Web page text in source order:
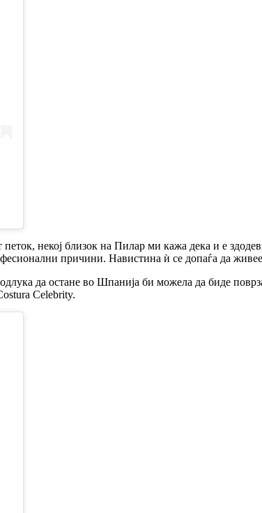
некој близок на Пилар ми кажа дека и е
причини. Навистина ѝ се допаѓа да живее
да остане во Шпанија би можела да биде
Celebrity.